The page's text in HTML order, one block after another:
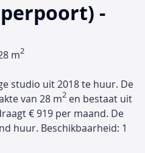
-
m2
studio uit 2018 te huur. De
van 28 m2 en bestaat uit
€ 919 per maand. De
huur. Beschikbaarheid: 1